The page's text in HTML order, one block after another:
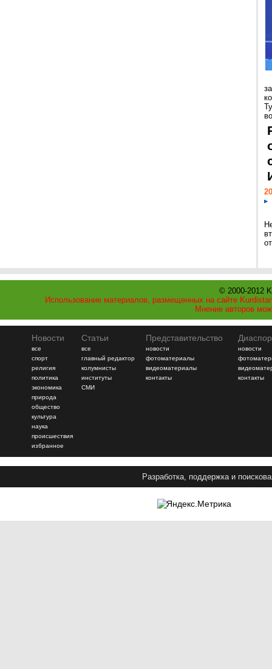
© 2000-2012
Использование материалов, размещенных на сайте
Мнение авторов
Новости
все
спорт
религия
политика
экономика
природа
общество
культура
наука
происшествия
избранное
Статьи
все
главный редактор
колумнисты
институты
СМИ
Представительство
новости
фотоматериалы
видеоматериалы
контакты
новости
контакты
Разработка, поддержка и